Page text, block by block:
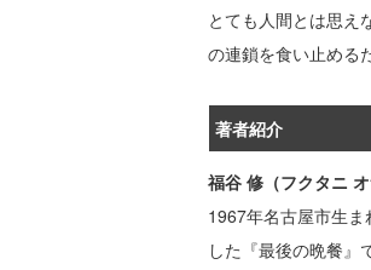
とても人間とは思え
の連鎖を食い止める
著者紹介
福谷 修（フクタニ オ
1967年名古屋市生
した『最後の晩餐』